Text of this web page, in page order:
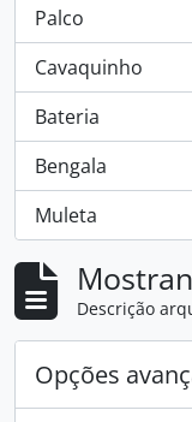
Palco
, 1 resultados
Cavaquinho
, 1 resultados
Bateria
, 1 resultados
Bengala
, 1 resultados
Muleta
, 1 resultados
Descrição
Opções